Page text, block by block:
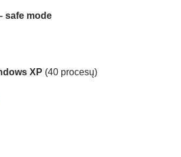
safe mode
XP (40 procesų)